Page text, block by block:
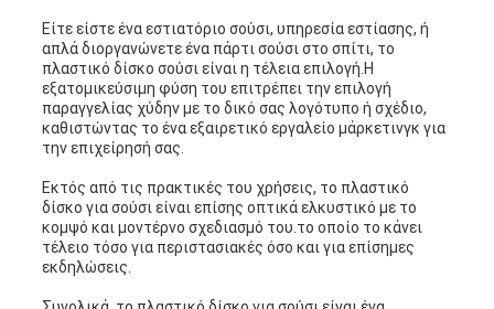
Είτε είστε ένα εστιατόριο σούσι, υπηρεσία εστίασης, ή
απλά διοργανώνετε ένα πάρτι σούσι στο σπίτι, το
πλαστικό δίσκο σούσι είναι η τέλεια επιλογή.Η
εξατομικεύσιμη φύση του επιτρέπει την επιλογή
παραγγελίας χύδην με το δικό σας λογότυπο ή σχέδιο,
καθιστώντας το ένα εξαιρετικό εργαλείο μάρκετινγκ για
την επιχείρησή σας.
Εκτός από τις πρακτικές του χρήσεις, το πλαστικό
δίσκο για σούσι είναι επίσης οπτικά ελκυστικό με το
κομψό και μοντέρνο σχεδιασμό του.το οποίο το κάνει
τέλειο τόσο για περιστασιακές όσο και για επίσημες
εκδηλώσεις.